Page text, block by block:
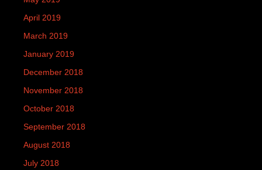
April 2019
March 2019
January 2019
December 2018
November 2018
October 2018
September 2018
August 2018
July 2018